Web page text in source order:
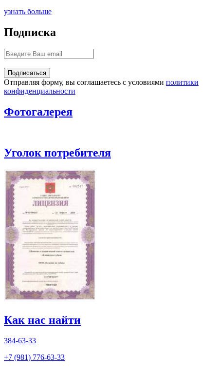
узнать больше
Подписка
Отправляя форму, вы соглашаетесь с условиями политики
конфиденциальности
Фотогалерея
Уголок потребителя
Как нас найти
384-63-33
+7 (981) 776-63-33